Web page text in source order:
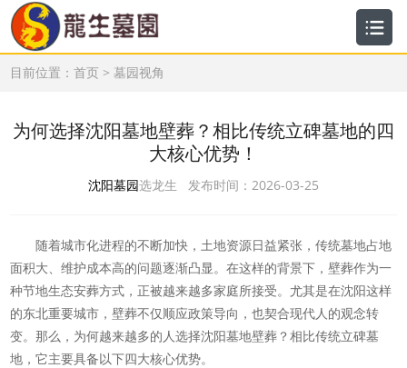
目前位置：首页 >墓园视角
为何选择沈阳墓地壁葬？相比传统立碑墓地的四
大核心优势！
沈阳墓园选龙生 发布时间：2026-03-25
随着城市化进程的不断加快，土地资源日益紧张，传统墓地占地
面积大、维护成本高的问题逐渐凸显。在这样的背景下，壁葬作为一
种节地生态安葬方式，正被越来越多家庭所接受。尤其是在沈阳这样
的东北重要城市，壁葬不仅顺应政策导向，也契合现代人的观念转
变。那么，为何越来越多的人选择沈阳墓地壁葬？相比传统立碑墓
地，它主要具备以下四大核心优势。